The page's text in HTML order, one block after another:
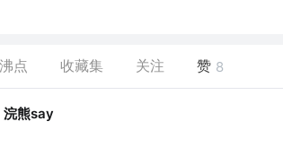
沸点 收藏集 关注 赞 8
浣熊say